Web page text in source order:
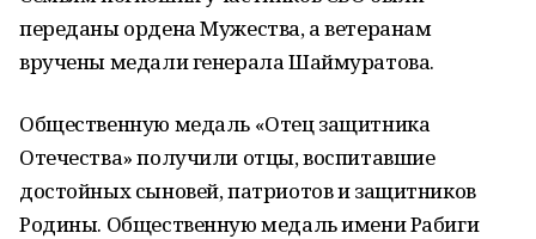
переданы ордена Мужества, а ветеранам
вручены медали генерала Шаймуратова.
Общественную медаль «Отец защитника
Отечества» получили отцы, воспитавшие
достойных сыновей, патриотов и защитников
Родины. Общественную медаль имени Рабиги